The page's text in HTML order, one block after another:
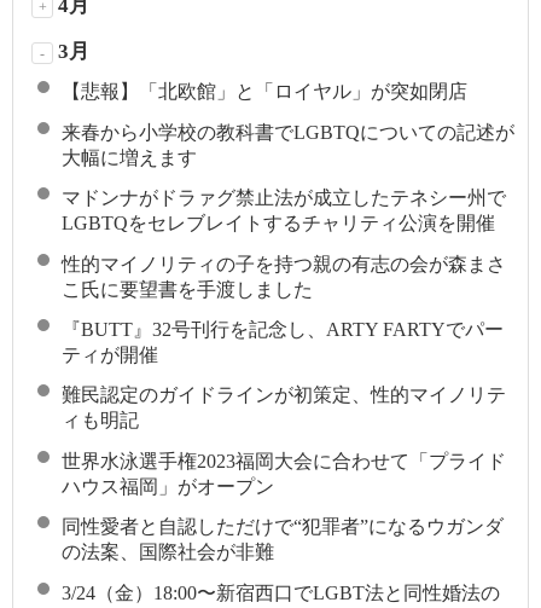
+ 4月
- 3月
【悲報】「北欧館」と「ロイヤル」が突如閉店
来春から小学校の教科書でLGBTQについての記述が
大幅に増えます
マドンナがドラァグ禁止法が成立したテネシー州で
LGBTQをセレブレイトするチャリティ公演を開催
性的マイノリティの子を持つ親の有志の会が森まさ
こ氏に要望書を手渡しました
『BUTT』32号刊行を記念し、ARTY FARTYでパー
ティが開催
難民認定のガイドラインが初策定、性的マイノリテ
ィも明記
世界水泳選手権2023福岡大会に合わせて「プライド
ハウス福岡」がオープン
同性愛者と自認しただけで“犯罪者”になるウガンダ
の法案、国際社会が非難
3/24（金）18:00〜新宿西口でLGBT法と同性婚法の